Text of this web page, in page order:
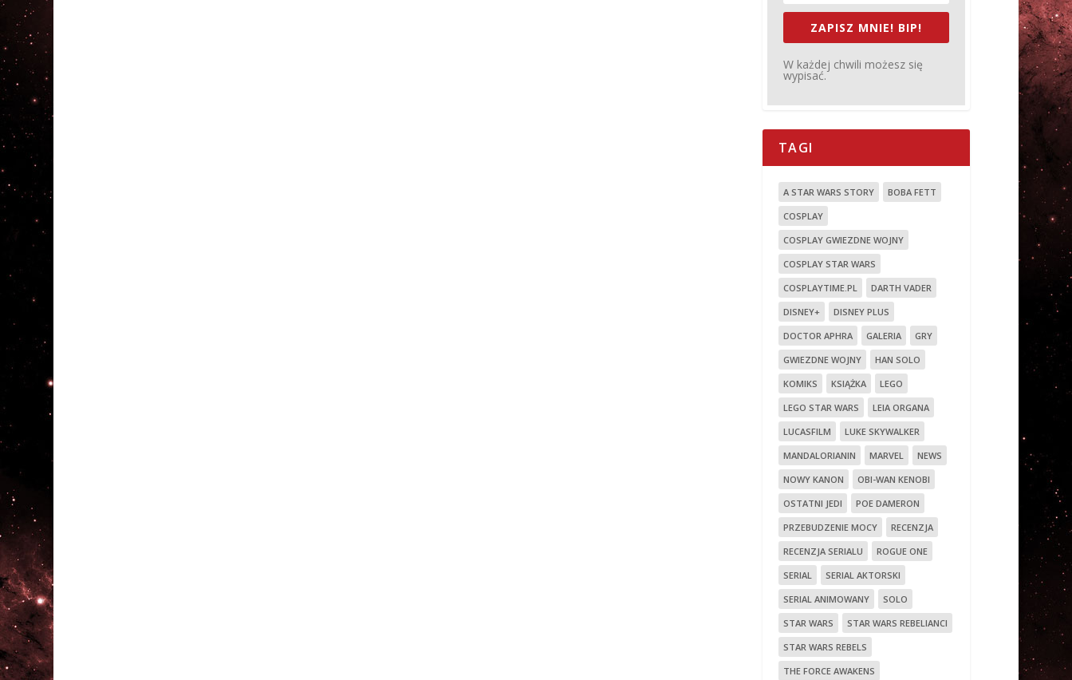
ZAPISZ MNIE! BIP!
W każdej chwili możesz się
wypisać.
TAGI
A STAR WARS STORY
BOBA FETT
COSPLAY
COSPLAY GWIEZDNE WOJNY
COSPLAY STAR WARS
COSPLAYTIME.PL
DARTH VADER
DISNEY+
DISNEY PLUS
DOCTOR APHRA
GALERIA
GRY
GWIEZDNE WOJNY
HAN SOLO
KOMIKS
KSIĄŻKA
LEGO
LEGO STAR WARS
LEIA ORGANA
LUCASFILM
LUKE SKYWALKER
MANDALORIANIN
MARVEL
NEWS
NOWY KANON
OBI-WAN KENOBI
OSTATNI JEDI
POE DAMERON
PRZEBUDZENIE MOCY
RECENZJA
RECENZJA SERIALU
ROGUE ONE
SERIAL
SERIAL AKTORSKI
SERIAL ANIMOWANY
SOLO
STAR WARS
STAR WARS REBELIANCI
STAR WARS REBELS
THE FORCE AWAKENS